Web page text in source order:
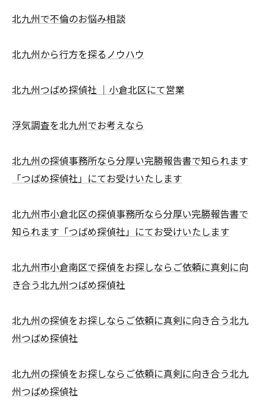
北九州で不倫のお悩み相談
北九州から行方を探るノウハウ
北九州つばめ探偵社 ｜小倉北区にて営業
浮気調査を北九州でお考えなら
北九州の探偵事務所なら分厚い完勝報告書で知られます
「つばめ探偵社」にてお受けいたします
北九州市小倉北区の探偵事務所なら分厚い完勝報告書で
知られます「つばめ探偵社」にてお受けいたします
北九州市小倉南区で探偵をお探しならご依頼に真剣に向
き合う北九州つばめ探偵社
北九州の探偵をお探しならご依頼に真剣に向き合う北九
州つばめ探偵社
北九州の探偵をお探しならご依頼に真剣に向き合う北九
州つばめ探偵社